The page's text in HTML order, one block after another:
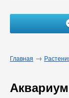
Главная →